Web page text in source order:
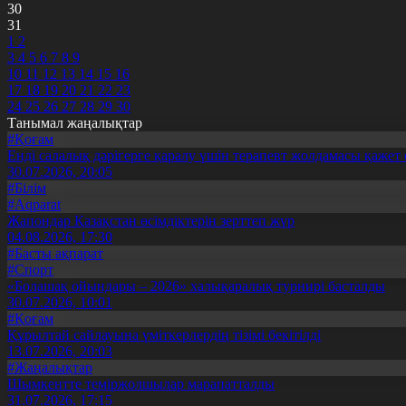
30
31
1 2
3 4 5 6 7 8 9
10 11 12 13 14 15 16
17 18 19 20 21 22 23
24 25 26 27 28 29 30
Танымал жаңалықтар
#Қоғам
Енді салалық дәрігерге қаралу үшін терапевт жолдамасы қажет
30.07.2026, 20:05
#Білім
#Aqparat
Жапондар Қазақстан өсімдіктерін зерттеп жүр
04.08.2026, 17:30
#Басты ақпарат
#Спорт
«Болашақ ойындары – 2026» халықаралық турнирі басталды
30.07.2026, 10:01
#Қоғам
Құрылтай сайлауына үміткерлердің тізімі бекітілді
13.07.2026, 20:03
#Жаңалықтар
Шымкентте теміржолшылар марапатталды
31.07.2026, 17:15